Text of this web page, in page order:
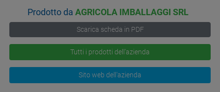
Prodotto daAGRICOLA IMBALLAGGI SRL
Scarica scheda in PDF
Tutti i prodotti dell'azienda
Sito web dell'azienda